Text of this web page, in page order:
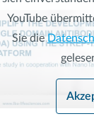
YouTube
Sie die